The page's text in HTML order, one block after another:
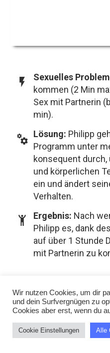
Sexuelles
kommen (2 Min
Sex mit Partnerin
min).
Lösung: Philipp
Programm unter
konsequent
und körperlichen
ein und ändert
Verhalten.
Ergebnis: Nach
Philipp es, dank
auf über 1 Stunde
mit Partnerin zu
"..konnte mich
Wir nutzen Cookies, um dir
und dein Surfvergnügen zu
Cookies aber erst, wenn du
Cookie Einstellungen Alle